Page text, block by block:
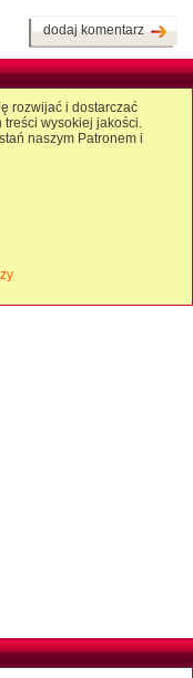
dodaj komentarz
rozwijać i dostarczać
treści wysokiej jakości.
naszym Patronem i